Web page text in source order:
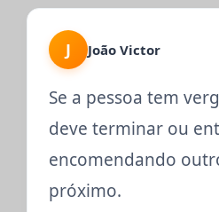
J João Victor
Se a pessoa tem
deve terminar ou
encomendando
próximo.